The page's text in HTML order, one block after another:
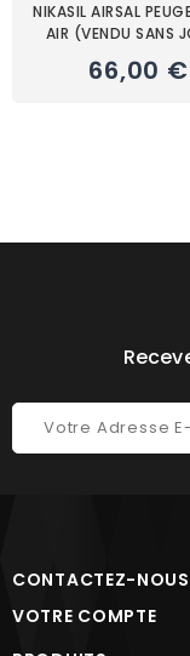
NIKASIL AIRSAL
AIR (VENDU SANS
66,00 €
CONTACTEZ-NOUS
VOTRE COMPTE